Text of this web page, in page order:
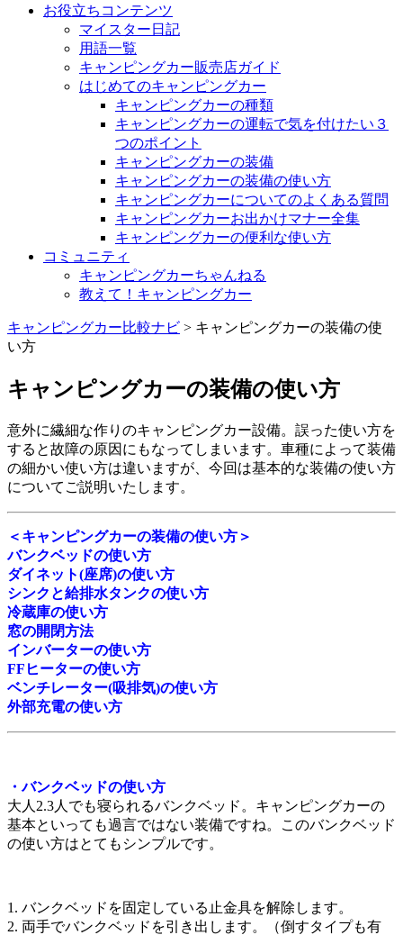
お役立ちコンテンツ
マイスター日記
用語一覧
キャンピングカー販売店ガイド
はじめてのキャンピングカー
キャンピングカーの種類
キャンピングカーの運転で気を付けたい３
つのポイント
キャンピングカーの装備
キャンピングカーの装備の使い方
キャンピングカーについてのよくある質問
キャンピングカーお出かけマナー全集
キャンピングカーの便利な使い方
コミュニティ
キャンピングカーちゃんねる
教えて！キャンピングカー
キャンピングカー比較ナビ > キャンピングカーの装備の使
い方
キャンピングカーの装備の使い方
意外に繊細な作りのキャンピングカー設備。誤った使い方を
すると故障の原因にもなってしまいます。車種によって装備
の細かい使い方は違いますが、今回は基本的な装備の使い方
についてご説明いたします。
＜キャンピングカーの装備の使い方＞
バンクベッドの使い方
ダイネット(座席)の使い方
シンクと給排水タンクの使い方
冷蔵庫の使い方
窓の開閉方法
インバーターの使い方
FFヒーターの使い方
ベンチレーター(吸排気)の使い方
外部充電の使い方
・バンクベッドの使い方
大人2.3人でも寝られるバンクベッド。キャンピングカーの
基本といっても過言ではない装備ですね。このバンクベッド
の使い方はとてもシンプルです。
1. バンクベッドを固定している止金具を解除します。
2. 両手でバンクベッドを引き出します。（倒すタイプも有